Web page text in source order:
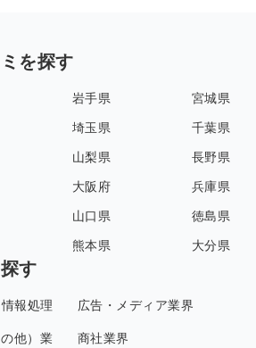
を探す
岩手県 宮城県
埼玉県 千葉県
山梨県 長野県
大阪府 兵庫県
山口県 徳島県
熊本県 大分県
す
報処理 広告・メディア業界
他）業
商社業界